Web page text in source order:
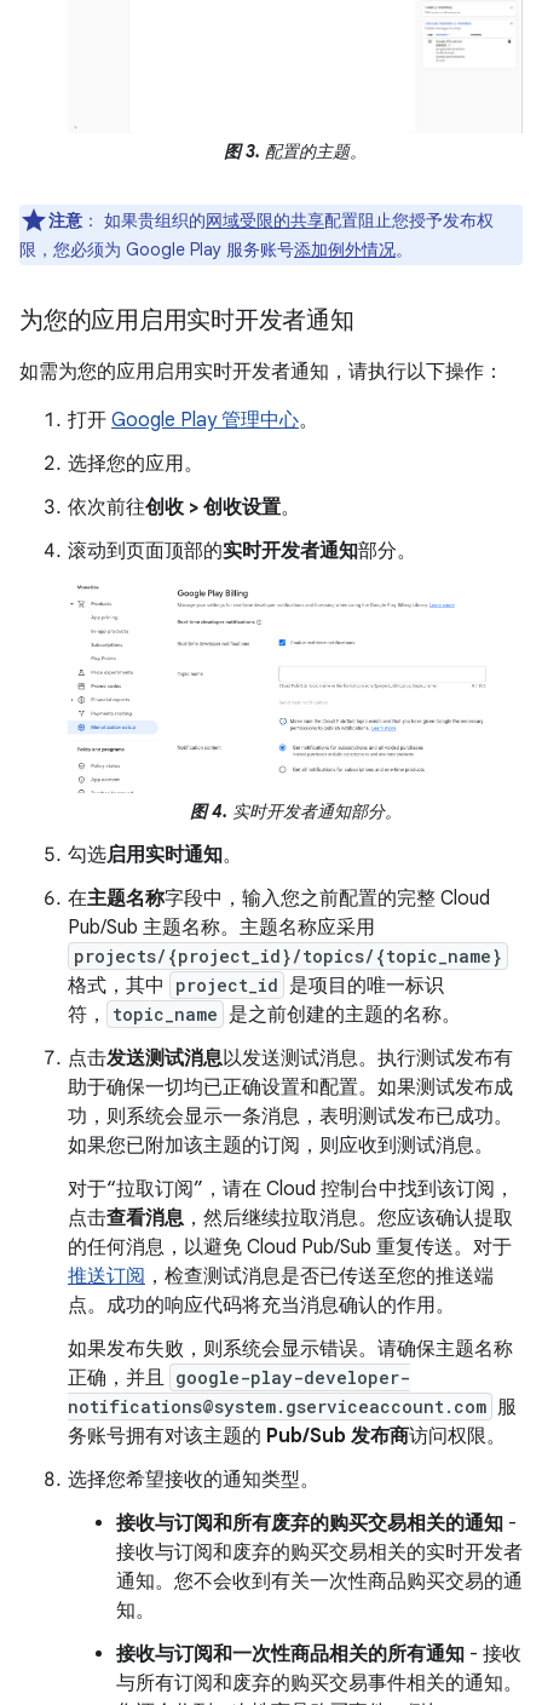
图 3. 配置的主题。
注意 ： 如果贵组织的网域受限的共享配置阻止您授予发布权
限，您必须为 Google Play 服务账号添加例外情况。
为您的应用启用实时开发者通知
如需为您的应用启用实时开发者通知，请执行以下操作：
打开 Google Play 管理中心。
选择您的应用。
依次前往创收 > 创收设置。
滚动到页面顶部的实时开发者通知部分。
图 4. 实时开发者通知部分。
勾选启用实时通知。
在主题名称字段中，输入您之前配置的完整 Cloud
Pub/Sub 主题名称。主题名称应采用
projects/{project_id}/topics/{topic_name}
格式，其中 project_id 是项目的唯一标识
符，
topic_name 是之前创建的主题的名称。
点击发送测试消息以发送测试消息。执行测试发布有
助于确保一切均已正确设置和配置。如果测试发布成
功，则系统会显示一条消息，表明测试发布已成功。
如果您已附加该主题的订阅，则应收到测试消息。
对于“拉取订阅”，请在 Cloud 控制台中找到该订阅，
点击查看消息 ，然后继续拉取消息。您应该确认提取
的任何消息，以避免 Cloud Pub/Sub 重复传送。对于
推送订阅 ，检查测试消息是否已传送至您的推送端
点。成功的响应代码将充当消息确认的作用。
如果发布失败，则系统会显示错误。请确保主题名称
正确，并且 google-play-developer-
notifications@system.gserviceaccount.com 服
务账号拥有对该主题的 Pub/Sub 发布商访问权限。
选择您希望接收的通知类型。
接收与订阅和所有废弃的购买交易相关的通知 -
接收与订阅和废弃的购买交易相关的实时开发者
通知。您不会收到有关一次性商品购买交易的通
知。
接收与订阅和一次性商品相关的所有通知 - 接收
与所有订阅和废弃的购买交易事件相关的通知。